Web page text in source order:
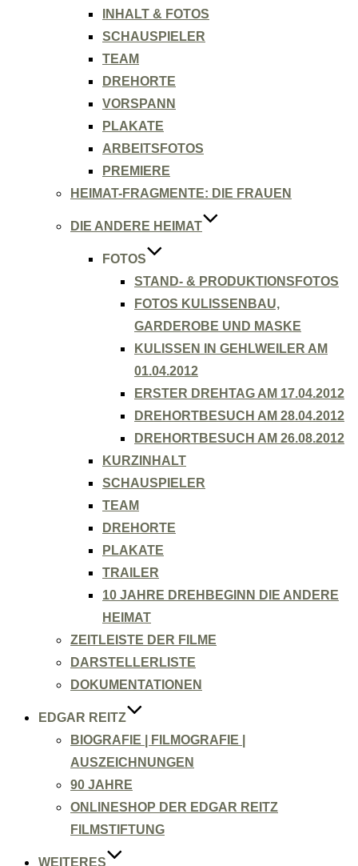
INHALT & FOTOS
SCHAUSPIELER
TEAM
DREHORTE
VORSPANN
PLAKATE
ARBEITSFOTOS
PREMIERE
HEIMAT-FRAGMENTE: DIE FRAUEN
DIE ANDERE HEIMAT
FOTOS
STAND- & PRODUKTIONSFOTOS
FOTOS KULISSENBAU,
GARDEROBE UND MASKE
KULISSEN IN GEHLWEILER AM
01.04.2012
ERSTER DREHTAG AM 17.04.2012
DREHORTBESUCH AM 28.04.2012
DREHORTBESUCH AM 26.08.2012
KURZINHALT
SCHAUSPIELER
TEAM
DREHORTE
PLAKATE
TRAILER
10 JAHRE DREHBEGINN DIE ANDERE
HEIMAT
ZEITLEISTE DER FILME
DARSTELLERLISTE
DOKUMENTATIONEN
EDGAR REITZ
BIOGRAFIE | FILMOGRAFIE |
AUSZEICHNUNGEN
90 JAHRE
ONLINESHOP DER EDGAR REITZ
FILMSTIFTUNG
WEITERES